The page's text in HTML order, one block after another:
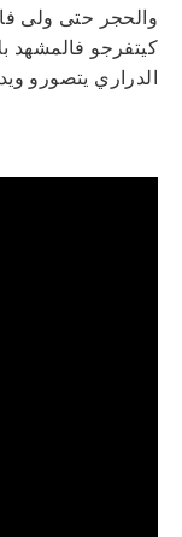
والحجر حتى ولى
كيتفرجو فالمشهد
الدراري يتصورو